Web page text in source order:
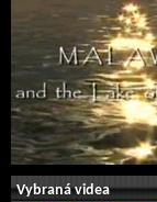
Vybraná videa